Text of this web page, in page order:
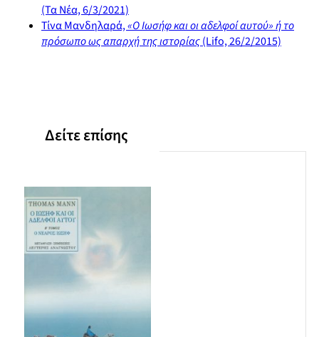
(Τα Νέα, 6/3/2021)
Τίνα Μανδηλαρά,«Ο Ιωσήφ και οι αδελφοί αυτού» ή το
πρόσωπο ως απαρχή της ιστορίας(Lifo, 26/2/2015)
Δείτε επίσης